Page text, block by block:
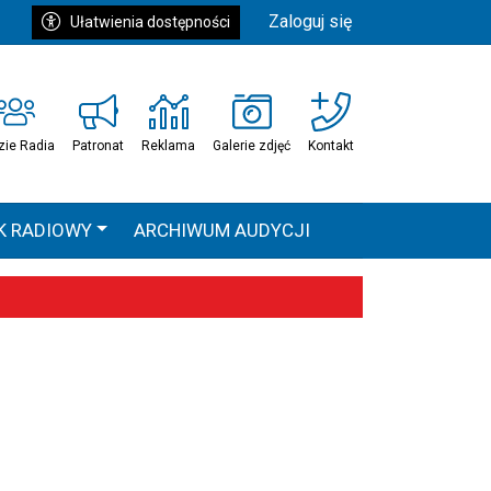
Ułatwienia dostępności Zaloguj się
Radia Patronat Reklama Galerie zdjęć Kontakt
RADIOWY ARCHIWUM AUDYCJI
HEAVEN TOUR